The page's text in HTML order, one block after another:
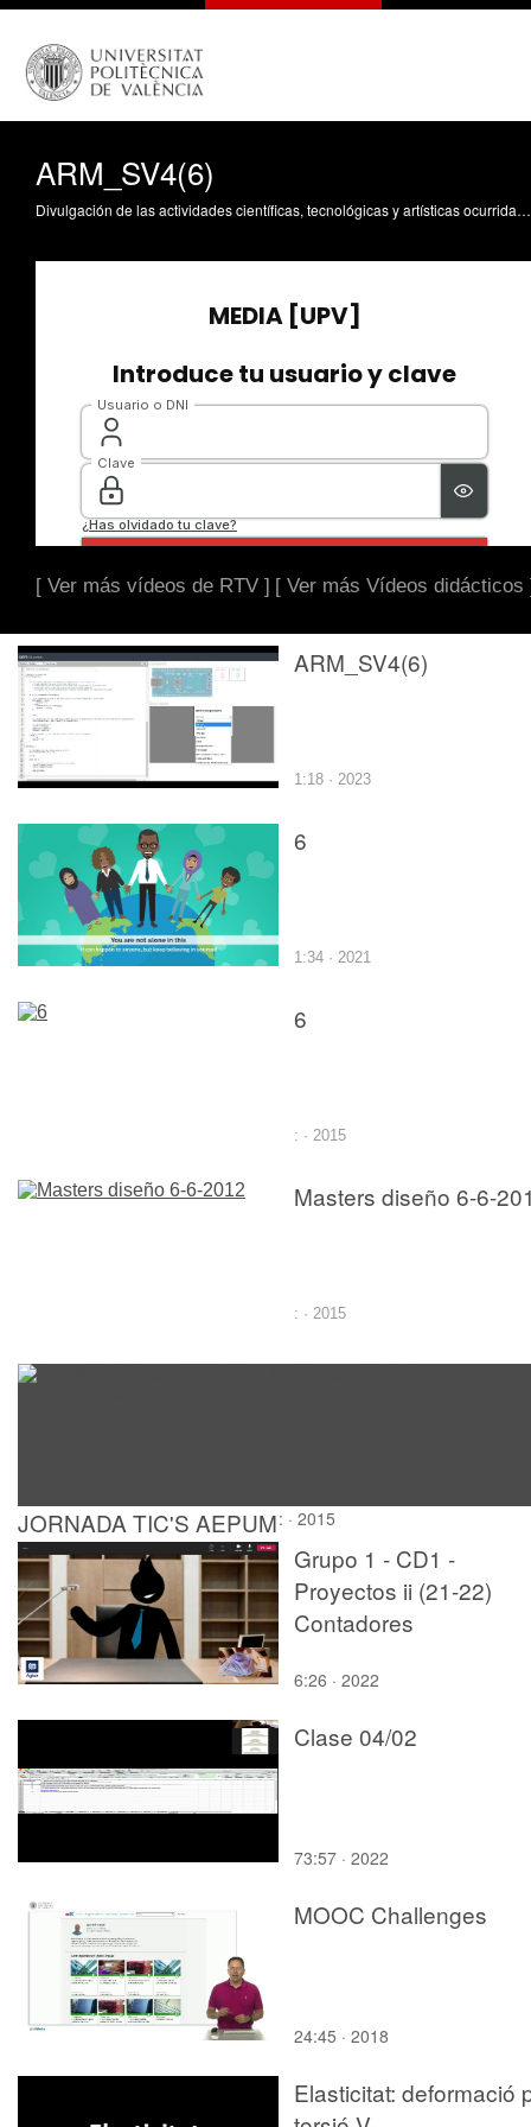
ARM_SV4(6)
Divulgación de las actividades científicas, tecnológicas y artísticas ocurridas en los tres campus de la UPV
[ Ver más vídeos de RTV ] [ Ver más Vídeos didácticos
ARM_SV4(6)
1:18 · 2023
6
1:34 · 2021
6
: · 2015
Masters diseño 6-6-
: · 2015
JORNADA TIC'S AEPUM
UNIVERSIDADES
VALENCIANAS
: · 2015
Grupo 1 - CD1 -
Proyectos ii (21-22)
Contadores
6:26 · 2022
Clase 04/02
73:57 · 2022
MOOC Challenges
24:45 · 2018
Elasticitat: deformació